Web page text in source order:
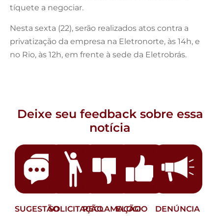
tíquete a negociar.
Nesta sexta (22), serão realizados atos contra a
privatização da empresa na Eletronorte, às 14h, e
no Rio, às 12h, em frente à sede da Eletrobrás.
Deixe seu feedback sobre essa
notícia
SUGESTÃOSOLICITAÇÃORECLAMAÇÃO
ELOGIO DENÚNCIA